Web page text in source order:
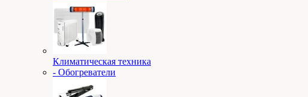
Климатическая техника
- Обогреватели